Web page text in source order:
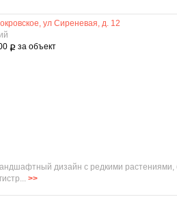
ул Сиреневая, д. 12
Р за объект
дизайн с редкими растениями,
>>